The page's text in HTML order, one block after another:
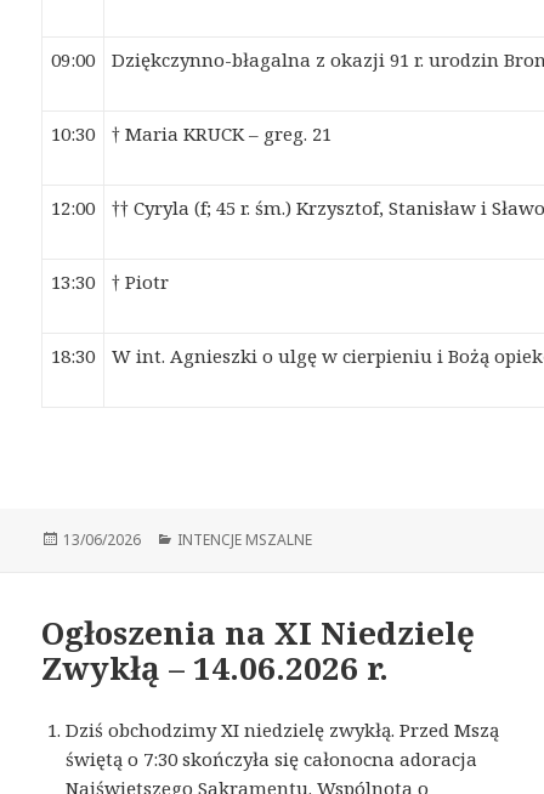
09:00 Dziękczynno-błagalna z okazji 91 r. urodzin
10:30 † Maria KRUCK – greg. 21
12:00 †† Cyryla (f; 45 r. śm.) Krzysztof, Stanisław i
13:30 † Piotr
18:30 W int. Agnieszki o ulgę w cierpieniu i Bożą
Opublikowano
13/06/2026 Kategorie
INTENCJE MSZALNE
Ogłoszenia na XI Niedzielę
Zwykłą – 14.06.2026 r.
Dziś obchodzimy XI niedzielę zwykłą. Przed Mszą
świętą o 7:30 skończyła się całonocna adoracja
Najświętszego Sakramentu. Wspólnota o